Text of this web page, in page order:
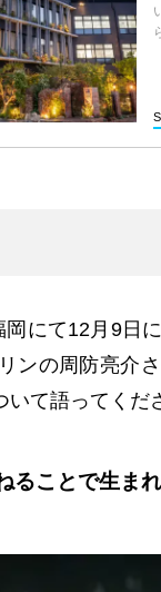
にて12月9日
ンの周防亮介
いて語ってくだ
ることで生ま